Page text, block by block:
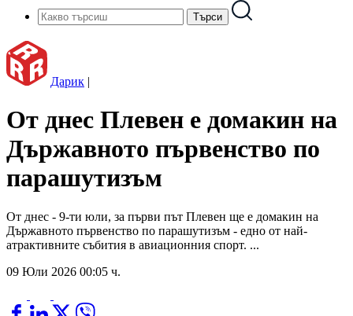
Дарик |
От днес Плевен е домакин на
Държавното първенство по
парашутизъм
От днес - 9-ти юли, за първи път Плевен ще е домакин на
Държавното първенство по парашутизъм - едно от най-
атрактивните събития в авиационния спорт. ...
09 Юли 2026 00:05 ч.